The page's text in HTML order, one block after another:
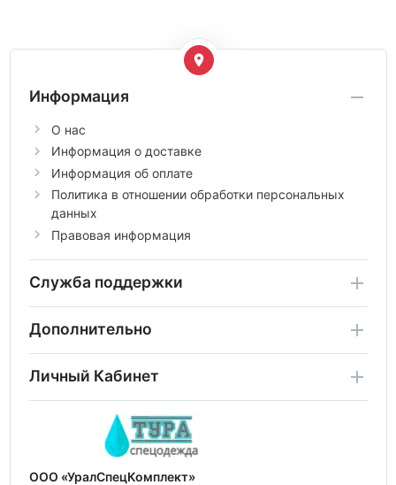
Информация
О нас
Информация о доставке
Информация об оплате
Политика в отношении обработки персональных
данных
Правовая информация
Служба поддержки
Дополнительно
Личный Кабинет
ООО «УралСпецКомплект»